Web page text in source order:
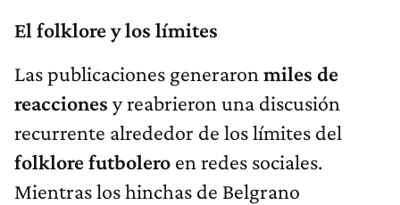
El folklore y los límites
Las publicaciones generaronmiles de
reacciones y reabrieron una discusión
recurrente alrededor de los límites del
folklore futbolero en redes sociales.
Mientras los hinchas de Belgrano